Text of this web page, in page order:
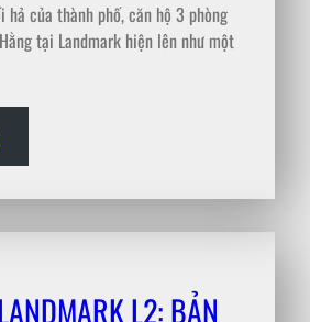
hả của thành phố, căn hộ 3 phòng
tại Landmark hiện lên như một
L2: BẢN